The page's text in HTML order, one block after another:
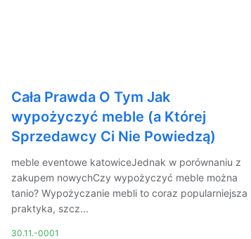
Cała Prawda O Tym Jak
wypożyczyć meble (a Której
Sprzedawcy Ci Nie Powiedzą)
meble eventowe katowiceJednak w porównaniu z
zakupem nowychCzy wypożyczyć meble można
tanio? Wypożyczanie mebli to coraz popularniejsza
praktyka, szcz...
30.11.-0001